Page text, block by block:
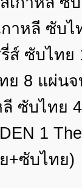
กาหลี ซับ
ส์ ซับไทย
ย 8 แผ่น
ลี ซับไทย
1
+ซับไทย)